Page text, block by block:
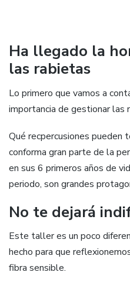
Ha llegado la
las rabietas
Lo primero que vamos a
importancia de gestionar las
Qué recpercusiones pueden
conforma gran parte de la
en sus 6 primeros años de
periodo, son grandes
No te dejará
Este taller es un poco
hecho para que
fibra sensible.